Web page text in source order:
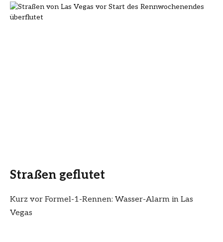
Straßen geflutet
Kurz vor Formel-1-Rennen: Wasser-Alarm in Las
Vegas